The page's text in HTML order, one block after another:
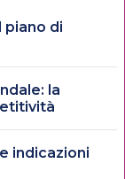
piano di
la
indicazioni